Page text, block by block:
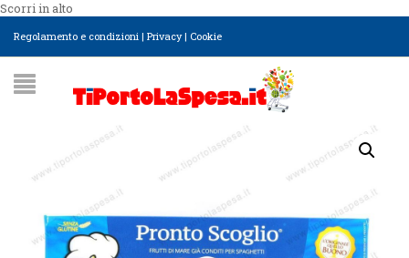
Scorri in alto
Regolamento e condizioni | Privacy| Cookie